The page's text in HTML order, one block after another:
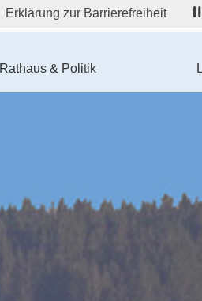
Erklärung zur Barrierefreiheit
Rathaus & Politik